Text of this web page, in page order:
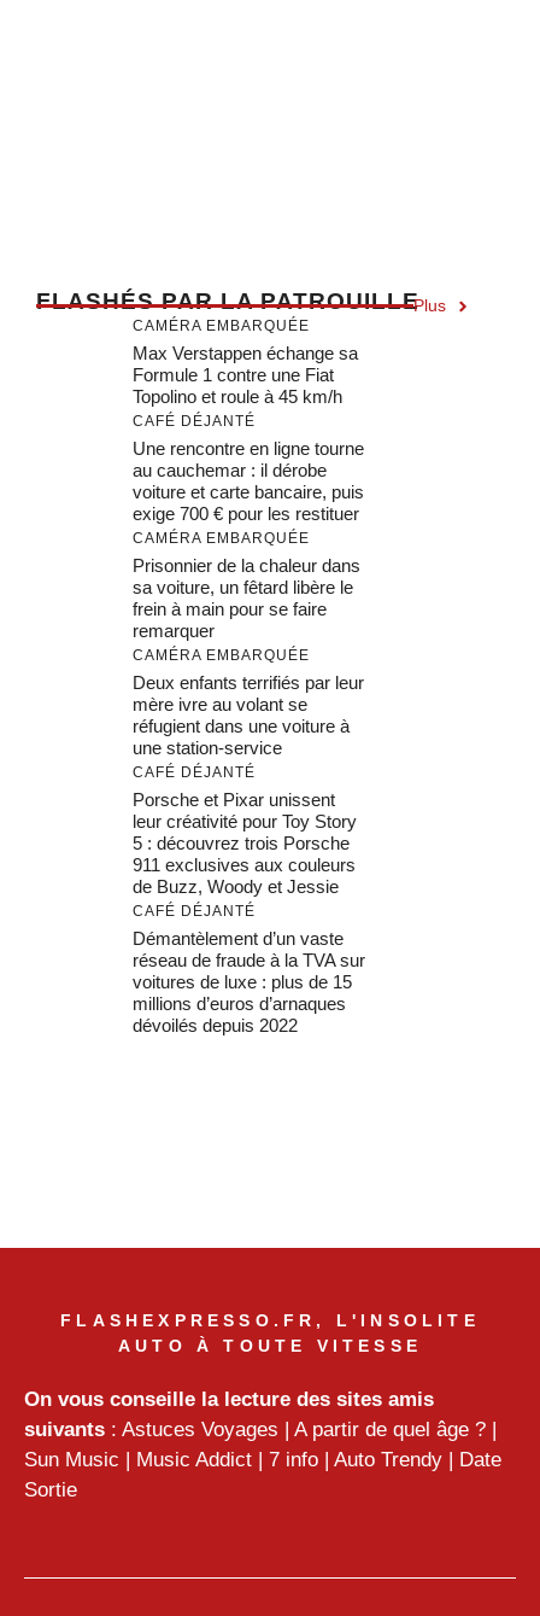
FLASHÉS PAR LA PATROUILLEPlus
CAMÉRA EMBARQUÉE
Max Verstappen échange sa
Formule 1 contre une Fiat
Topolino et roule à 45 km/h
CAFÉ DÉJANTÉ
Une rencontre en ligne tourne
au cauchemar : il dérobe
voiture et carte bancaire, puis
exige 700 € pour les restituer
CAMÉRA EMBARQUÉE
Prisonnier de la chaleur dans
sa voiture, un fêtard libère le
frein à main pour se faire
remarquer
CAMÉRA EMBARQUÉE
Deux enfants terrifiés par leur
mère ivre au volant se
réfugient dans une voiture à
une station-service
CAFÉ DÉJANTÉ
Porsche et Pixar unissent
leur créativité pour Toy Story
5 : découvrez trois Porsche
911 exclusives aux couleurs
de Buzz, Woody et Jessie
CAFÉ DÉJANTÉ
Démantèlement d’un vaste
réseau de fraude à la TVA sur
voitures de luxe : plus de 15
millions d’euros d’arnaques
dévoilés depuis 2022
FLASHEXPRESSO.FR, L'INSOLITE
AUTO À TOUTE VITESSE
On vous conseille la lecture des sites amis
suivants : Astuces Voyages | A partir de quel âge ? |
Sun Music | Music Addict | 7 info | Auto Trendy | Date
Sortie